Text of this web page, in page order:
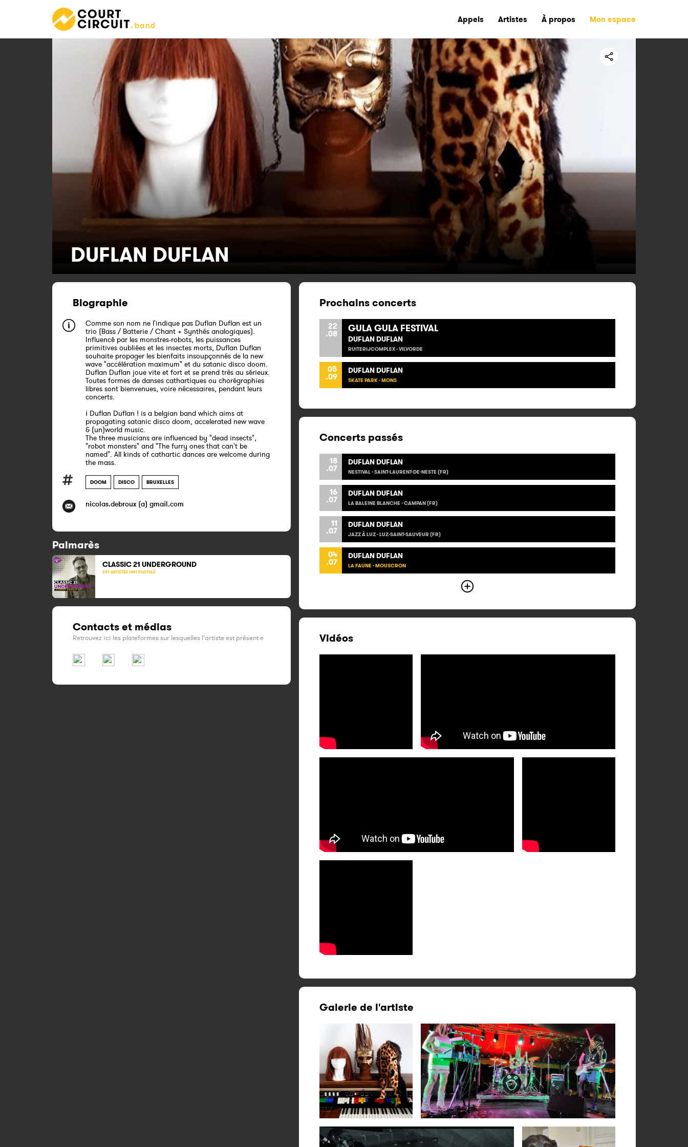
Appels Artistes À propos Mon espace
DUFLAN DUFLAN
Biographie
Comme son nom ne l'indique pas Duflan Duflan est un
trio (Bass / Batterie / Chant + Synthés analogiques).
Influencé par les monstres-robots, les puissances
primitives oubliées et les insectes morts, Duflan Duflan
souhaite propager les bienfaits insoupçonnés de la new
wave "accélération maximum" et du satanic disco doom.
Duflan Duflan joue vite et fort et se prend très au sérieux.
Toutes formes de danses cathartiques ou chorégraphies
libres sont bienvenues, voire nécessaires, pendant leurs
concerts.
¡ Duflan Duflan ! is a belgian band which aims at
propagating satanic disco doom, accelerated new wave
& (un)world music.
The three musicians are influenced by "dead insects",
"robot monsters" and "The furry ones that can't be
named". All kinds of cathartic dances are welcome during
the mass.
DOOM DISCO BRUXELLES
nicolas.debroux (a) gmail.com
Palmarès
CLASSIC 21 UNDERGROUND
297 ARTISTES ONT POSTULÉ
Contacts et médias
Retrouvez ici les plateformes sur lesquelles l'artiste est présent·e
Prochains concerts
22
.08 GULA GULA FESTIVAL
DUFLAN DUFLAN
RUITERIJCOMPLEX - VILVORDE
05
.09
DUFLAN DUFLAN
SKATE PARK - MONS
Concerts passés
18
.07
DUFLAN DUFLAN
NESTIVAL - SAINT-LAURENT-DE-NESTE (FR)
16
.07
DUFLAN DUFLAN
LA BALEINE BLANCHE - CAMPAN (FR)
11
.07
DUFLAN DUFLAN
JAZZ À LUZ - LUZ-SAINT-SAUVEUR (FR)
04
.07
DUFLAN DUFLAN
LA FAUNE - MOUSCRON
Vidéos
Galerie de l'artiste